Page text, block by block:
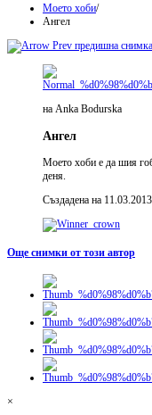
Моето хоби/
Ангел
предишна снимка
на Anka Bodurska
Ангел
Моето хоби е да шия
деня.
Създадена на
Още снимки от този автор
×